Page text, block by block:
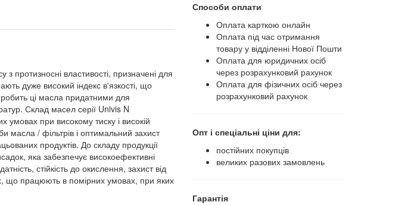
протизносні властивості, призначені для
дуже високий індекс в'язкості, що
робить ці масла придатними для
Склад масел серії Univis N
умовах при високому тиску і високій
масла / фільтрів і оптимальний захист
продуктів. До складу продукції
яка забезпечує високоефективні
стійкість до окислення, захист від
що працюють в помірних умовах, при яких
Способи оплати
Оплата карткою онлайн
Оплата під час отримання
товару у відділенні Нової Пошти
Оплата для юридичних осіб
через розрахунковий рахунок
Оплата для фізичних осіб через
розрахунковий рахунок
Опт і спеціальні ціни для:
постійних покупців
великих разових замовлень
Гарантія